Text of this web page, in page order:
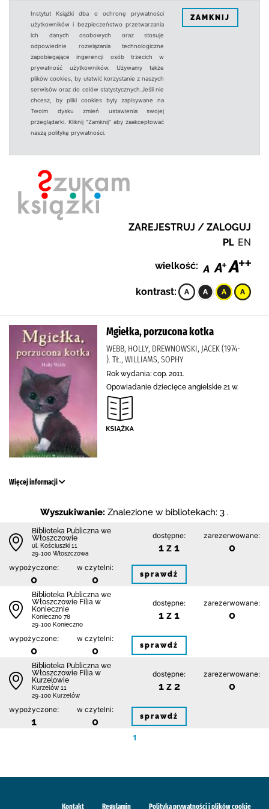
Instytut Książki dba o ochronę prywatności
użytkowników i bezpieczeństwo przetwarzania
ich danych osobowych oraz stosuje
odpowiednie rozwiązania technologiczne
zapobiegające ingerencji osób trzecich w
prywatność użytkowników. Używamy także
plików cookies, by ułatwić korzystanie z naszych
serwisów oraz do celów statystycznych.Jeśli nie
chcesz, by pliki cookies były zapisywane na
Twoim dysku zmień ustawienia swojej
przeglądarki. Kliknij "Zamknij" aby zaakceptować
naszą politykę prywatności.
ZAMKNIJ
ZAREJESTRUJ / ZALOGUJ
PL EN
wielkość:
kontrast:
Mgiełka, porzucona kotka
WEBB, HOLLY, DREWNOWSKI, JACEK (1974-
). TŁ., WILLIAMS, SOPHY
Rok wydania: cop. 2011.
Opowiadanie dziecięce angielskie 21 w.
Więcej informacji
Wyszukiwanie: Znalezione w bibliotekach: 3 .
Biblioteka Publiczna we
Włoszczowie
ul. Kościuszki 11
29-100 Włoszczowa
dostępne:
1 z 1
zarezerwowane:
0
wypożyczone:
0
w czytelni:
0 sprawdź
Biblioteka Publiczna we
Włoszczowie Filia w
Koniecznie
Konieczno 78
29-100 Konieczno
dostępne:
1 z 1
zarezerwowane:
0
wypożyczone:
0
w czytelni:
0 sprawdź
Biblioteka Publiczna we
Włoszczowie Filia w
Kurzelowie
Kurzelów 11
29-100 Kurzelów
dostępne:
1 z 2
zarezerwowane:
0
wypożyczone:
1
w czytelni:
0 sprawdź
1
Kontakt Regulamin Polityka prywatności i plików cookie